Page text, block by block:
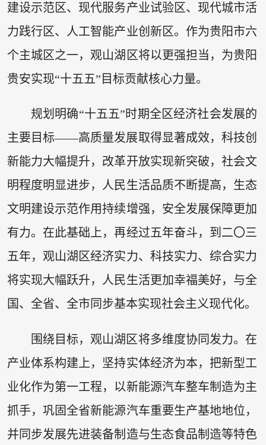
建设示范区、现代服务产业试验区、现代城市活
力践行区、人工智能产业创新区。作为贵阳市六
个主城区之一，观山湖区将以更强担当，为贵阳
贵安实现“十五五”目标贡献核心力量。
规划明确“十五五”时期全区经济社会发展的
主要目标——高质量发展取得显著成效，科技创
新能力大幅提升，改革开放实现新突破，社会文
明程度明显进步，人民生活品质不断提高，生态
文明建设示范作用持续增强，安全发展保障更加
有力。在此基础上，再经过五年奋斗，到二〇三
五年，观山湖区经济实力、科技实力、综合实力
将实现大幅跃升，人民生活更加幸福美好，与全
国、全省、全市同步基本实现社会主义现代化。
围绕目标，观山湖区将多维度协同发力。在
产业体系构建上，坚持实体经济为本，把新型工
业化作为第一工程，以新能源汽车整车制造为主
抓手，巩固全省新能源汽车重要生产基地地位，
并同步发展先进装备制造与生态食品制造等特色